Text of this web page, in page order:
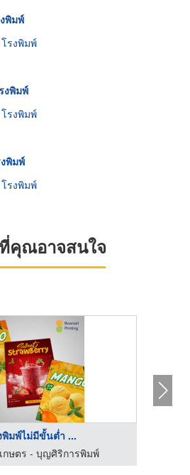
พิมพ์
โรงพิมพ์
งพิมพ์
โรงพิมพ์
พิมพ์
โรงพิมพ์
คุณอาจสนใจ
พิมพ์ไม่มีขั้นต่ำ ...
กษตร - บุญศิริการพิมพ์